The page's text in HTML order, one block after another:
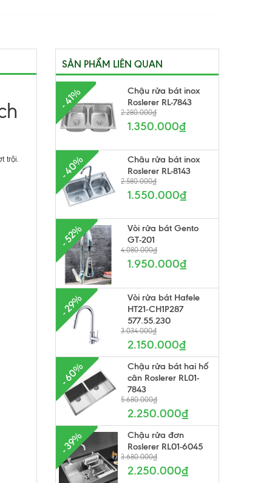
trội.
SẢN PHẨM LIÊN QUAN
- 41%
Chậu rửa bát inox
Roslerer RL-7843
2.280.000₫
1.350.000₫
- 40%
Châu rửa bát inox
Roslerer RL-8143
2.580.000₫
1.550.000₫
- 52%
Vòi rửa bát Gento
GT-201
4.080.000₫
1.950.000₫
- 29%
Vòi rửa bát Hafele
HT21-CH1P287
577.55.230
3.034.000₫
2.150.000₫
- 60%
Chậu rửa bát hai hố
cân Roslerer RL01-
7843
5.680.000₫
2.250.000₫
- 39%
Chậu rửa đơn
Roslerer RL01-6045
3.680.000₫
2.250.000₫